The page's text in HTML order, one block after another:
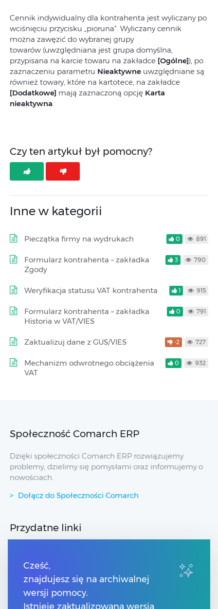
Cennik indywidualny dla kontrahenta jest wyliczany po
wciśnięciu przycisku „pioruna”. Wyliczany cennik
można zawęzić do wybranej grupy
towarów (uwzględniana jest grupa domyślna,
przypisana na karcie towaru na zakładce [Ogólne]), po
zaznaczeniu parametru Nieaktywne uwzględniane są
również towary, które na kartotece, na zakładce
[Dodatkowe] mają zaznaczoną opcję Karta
nieaktywna.
Czy ten artykuł był pomocny?
Inne w kategorii
Pieczątka firmy na wydrukach 0 891
Formularz kontrahenta – zakładka
Zgody
3 790
Weryfikacja statusu VAT kontrahenta 1 915
Formularz kontrahenta – zakładka
Historia w VAT/VIES
0 791
Zaktualizuj dane z GUS/VIES -2 727
Mechanizm odwrotnego obciążenia
VAT
0 932
Społeczność Comarch ERP
Dzięki społeczności Comarch ERP rozwiązujemy
problemy, dzielimy się pomysłami oraz informujemy o
nowościach.
Dołącz do Społeczności Comarch
Przydatne linki
Strony dla Partnerów
Pomoc Comarch Betterfly
Pomoc Comarch e-Sklep
Pomoc Comarch HRM
Pomoc Optima w chmurze
Cześć,
znajdujesz się na archiwalnej
wersji pomocy.
Istnieje zaktualizowana wersja